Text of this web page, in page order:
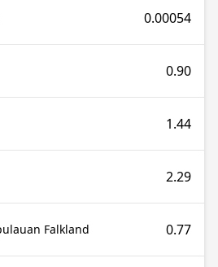
0.00054
0.90
1.44
2.29
Falkland 0.77